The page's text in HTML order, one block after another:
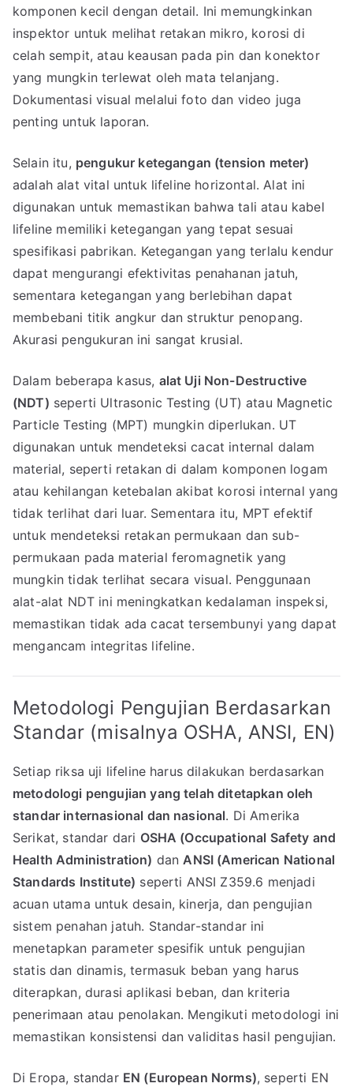
komponen kecil dengan detail. Ini memungkinkan
inspektor untuk melihat retakan mikro, korosi di
celah sempit, atau keausan pada pin dan konektor
yang mungkin terlewat oleh mata telanjang.
Dokumentasi visual melalui foto dan video juga
penting untuk laporan.
Selain itu, pengukur ketegangan (tension meter)
adalah alat vital untuk lifeline horizontal. Alat ini
digunakan untuk memastikan bahwa tali atau kabel
lifeline memiliki ketegangan yang tepat sesuai
spesifikasi pabrikan. Ketegangan yang terlalu kendur
dapat mengurangi efektivitas penahanan jatuh,
sementara ketegangan yang berlebihan dapat
membebani titik angkur dan struktur penopang.
Akurasi pengukuran ini sangat krusial.
Dalam beberapa kasus, alat Uji Non-Destructive
(NDT) seperti Ultrasonic Testing (UT) atau Magnetic
Particle Testing (MPT) mungkin diperlukan. UT
digunakan untuk mendeteksi cacat internal dalam
material, seperti retakan di dalam komponen logam
atau kehilangan ketebalan akibat korosi internal yang
tidak terlihat dari luar. Sementara itu, MPT efektif
untuk mendeteksi retakan permukaan dan sub-
permukaan pada material feromagnetik yang
mungkin tidak terlihat secara visual. Penggunaan
alat-alat NDT ini meningkatkan kedalaman inspeksi,
memastikan tidak ada cacat tersembunyi yang dapat
mengancam integritas lifeline.
Metodologi Pengujian Berdasarkan
Standar (misalnya OSHA, ANSI, EN)
Setiap riksa uji lifeline harus dilakukan berdasarkan
metodologi pengujian yang telah ditetapkan oleh
standar internasional dan nasional. Di Amerika
Serikat, standar dari OSHA (Occupational Safety and
Health Administration) danANSI (American National
Standards Institute) seperti ANSI Z359.6 menjadi
acuan utama untuk desain, kinerja, dan pengujian
sistem penahan jatuh. Standar-standar ini
menetapkan parameter spesifik untuk pengujian
statis dan dinamis, termasuk beban yang harus
diterapkan, durasi aplikasi beban, dan kriteria
penerimaan atau penolakan. Mengikuti metodologi ini
memastikan konsistensi dan validitas hasil pengujian.
Di Eropa, standar EN (European Norms), seperti EN